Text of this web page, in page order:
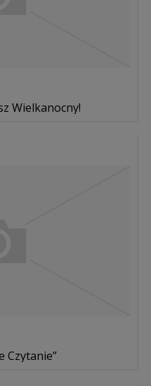
Wielkanocny!
Czytanie”